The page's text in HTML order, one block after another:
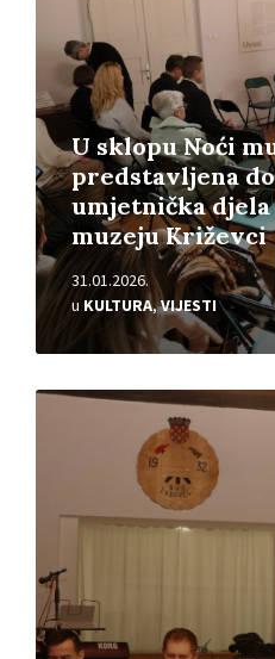
U sklopu Noći
predstavljena
umjetnička djela
muzeju Križevci
31.01.2026.
u KULTURA,VIJESTI
Pročitajte